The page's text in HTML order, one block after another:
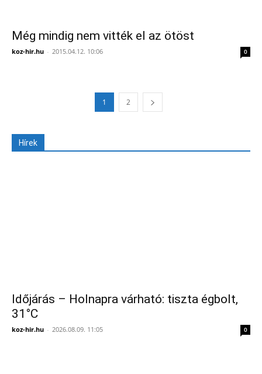
Még mindig nem vitték el az ötöst
koz-hir.hu - 2015.04.12. 10:06 0
1 2
Hírek
Időjárás – Holnapra várható: tiszta égbolt,
31°C
koz-hir.hu - 2026.08.09. 11:05 0